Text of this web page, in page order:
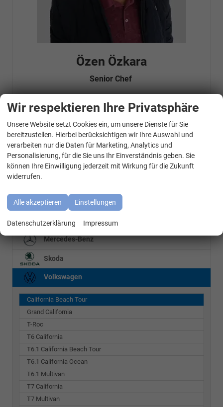
Özen Özkara
Senior Chef
Telefonnummer: 07181 - 47695 15
E-Mailadresse:info@autohausrems.de
Fahrzeugnr.
Geparkte Fahrzeuge (0)
BMW
Cupra
Mercedes-Benz
Skoda
Volkswagen
California Beach Tour
Grand California
T-Roc
T6 California
T6.1 California Beach Tour
T6.1 California Ocean
T6.1 Multivan
T7 California
T7 Multivan
Wir respektieren Ihre Privatsphäre
Unsere Website setzt Cookies ein, um unsere Dienste für Sie
bereitzustellen. Hierbei berücksichtigen wir Ihre Auswahl und
verarbeiten nur die Daten für Marketing, Analytics und
Personalisierung, für die Sie uns Ihr Einverständnis geben. Sie
können Ihre Einwilligung jederzeit mit Wirkung für die Zukunft
widerrufen.
Alle akzeptieren Einstellungen
Datenschutzerklärung Impressum